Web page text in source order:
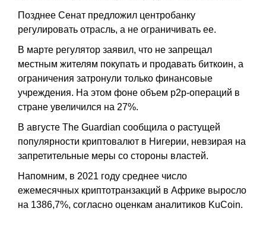
Позднее Сенат предложил центробанку
регулировать отрасль, а не ограничивать ее.
В марте регулятор заявил, что не запрещал
местным жителям покупать и продавать биткоин, а
ограничения затронули только финансовые
учреждения. На этом фоне объем p2p-операций в
стране увеличился на 27%.
В августе The Guardian сообщила о растущей
популярности криптовалют в Нигерии, невзирая на
запретительные меры со стороны властей.
Напомним, в 2021 году среднее число
ежемесячных криптотранзакций в Африке выросло
на 1386,7%, согласно оценкам аналитиков KuCoin.